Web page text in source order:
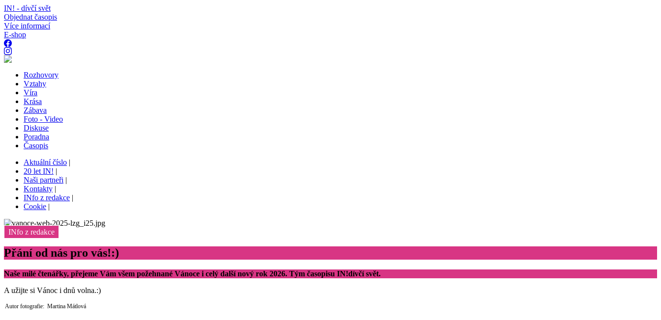
IN! - dívčí svět
Objednat časopis
Více informací
E-shop
Rozhovory
Vztahy
Víra
Krása
Zábava
Foto - Video
Diskuse
Poradna
Časopis
Aktuální číslo |
20 let IN! |
Naši partneři |
Kontakty |
INfo z redakce |
Cookie |
INfo z redakce
Přání od nás pro vás!:)
Naše milé čtenářky, přejeme Vám všem požehnané Vánoce i celý další nový rok 2026. Tým časopisu IN!dívčí svět.
A užijte si Vánoc i dnů volna.:)
Autor fotografie: Martina Mátlová